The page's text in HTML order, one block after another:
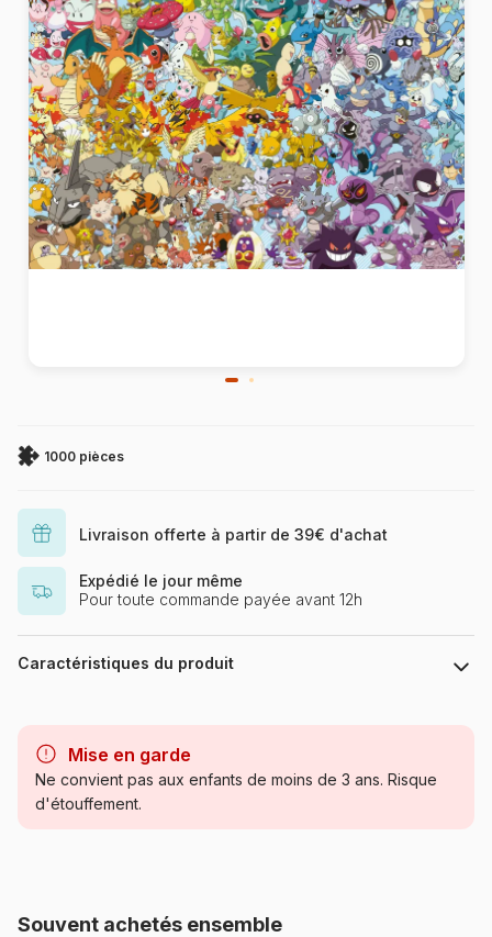
1000 pièces
Livraison offerte à partir de 39€ d'achat
Expédié le jour même
Pour toute commande payée avant 12h
Caractéristiques du produit
Catégorie
Mise en garde
Ne convient pas aux enfants de moins de 3 ans. Risque
d'étouffement.
Souvent achetés ensemble